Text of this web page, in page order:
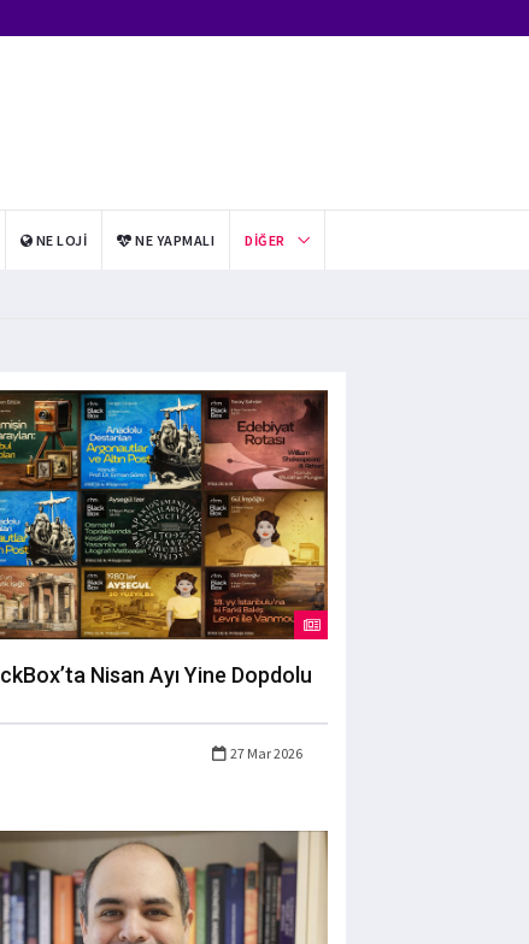
NE LOJI NE YAPMALI DIĞER
Nisan Ayı Yine Dopdolu
27 Mar 2026